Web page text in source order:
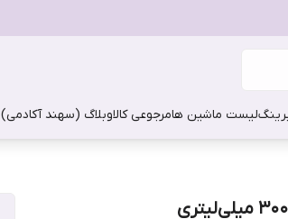
لیست ماشین هامرجوعی کالاوبلاگ (سهند آکادمی)